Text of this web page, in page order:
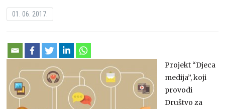
01. 06. 2017.
Projekt “Djeca
medija”, koji
provodi
Društvo za